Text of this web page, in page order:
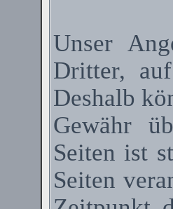
Unser
Dritter,
Deshalb
Gewähr
Seiten ist
Seiten